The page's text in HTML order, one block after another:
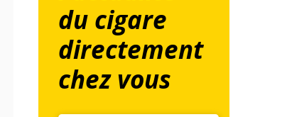
du cigare
directement
chez vous